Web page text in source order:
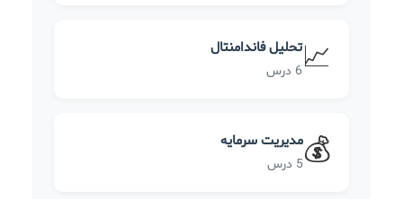
📈تحلیل فاندامنتال
6 درس
💰مدیریت سرمایه
5 درس